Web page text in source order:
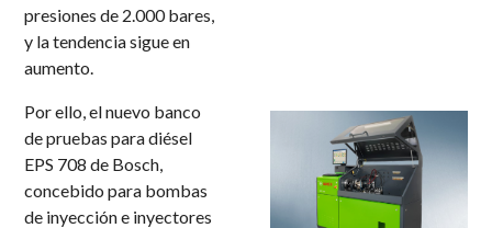
presiones de 2.000 bares,
y la tendencia sigue en
aumento.
Por ello, el nuevo banco
de pruebas para diésel
EPS 708 de Bosch,
concebido para bombas
de inyección e inyectores